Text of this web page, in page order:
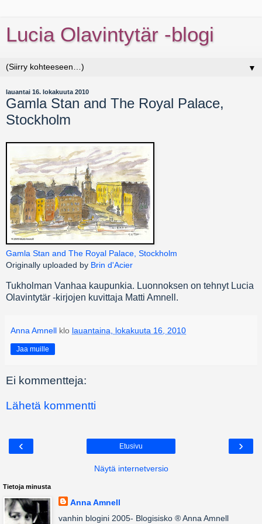
Lucia Olavintytär -blogi
▼
lauantai 16. lokakuuta 2010
Gamla Stan and The Royal Palace,
Stockholm
Gamla Stan and The Royal Palace, Stockholm
Originally uploaded by Brin d'Acier
Tukholman Vanhaa kaupunkia. Luonnoksen on tehnyt Lucia
Olavintytär -kirjojen kuvittaja Matti Amnell.
Anna Amnell klo lauantaina, lokakuuta 16, 2010
Jaa muille
Ei kommentteja:
Lähetä kommentti
‹ ›
Etusivu
Näytä internetversio
Tietoja minusta
Anna Amnell
vanhin blogini 2005- Blogisisko ® Anna Amnell